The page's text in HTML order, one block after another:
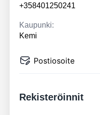
+358401250241
Kaupunki:
Kemi
Postiosoite
Rekisteröinnit